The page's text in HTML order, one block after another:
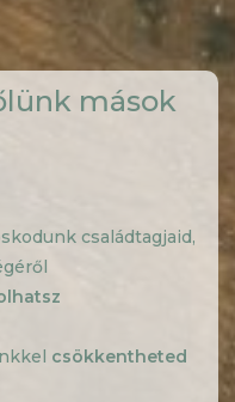
mások
családtagjaid,
csökkentheted